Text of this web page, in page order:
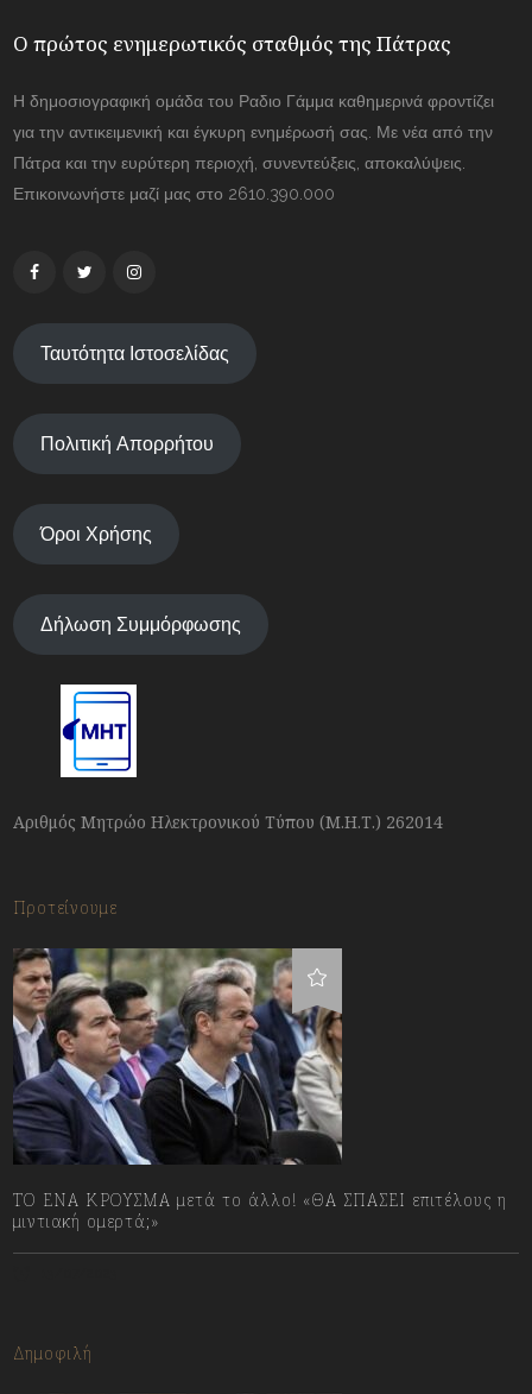
Ο πρώτος ενημερωτικός σταθμός της Πάτρας
Η δημοσιογραφική ομάδα του Ραδιο Γάμμα καθημερινά φροντίζει
για την αντικειμενική και έγκυρη ενημέρωσή σας. Με νέα από την
Πάτρα και την ευρύτερη περιοχή, συνεντεύξεις, αποκαλύψεις.
Επικοινωνήστε μαζί μας στο 2610.390.000
Ταυτότητα Ιστοσελίδας
Πολιτική Απορρήτου
Όροι Χρήσης
Δήλωση Συμμόρφωσης
Αριθμός Μητρώο Ηλεκτρονικού Τύπου (Μ.Η.Τ.) 262014
Προτείνουμε
ΤΟ ΕΝΑ ΚΡΟΥΣΜΑ μετά το άλλο! «ΘΑ ΣΠΑΣΕΙ επιτέλους η
μιντιακή ομερτά;»
Δημοφιλή